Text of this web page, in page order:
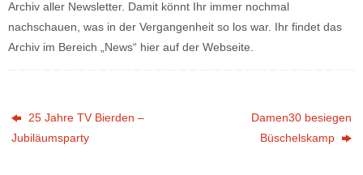
Archiv aller Newsletter. Damit könnt Ihr immer nochmal
nachschauen, was in der Vergangenheit so los war. Ihr findet das
Archiv im Bereich „News“ hier auf der Webseite.
25 Jahre TV Bierden –
Jubiläumsparty
Damen30 besiegen
Büschelskamp